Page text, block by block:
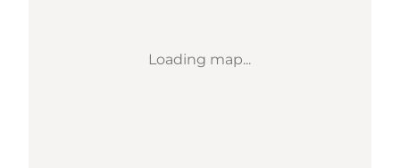
Loading map...